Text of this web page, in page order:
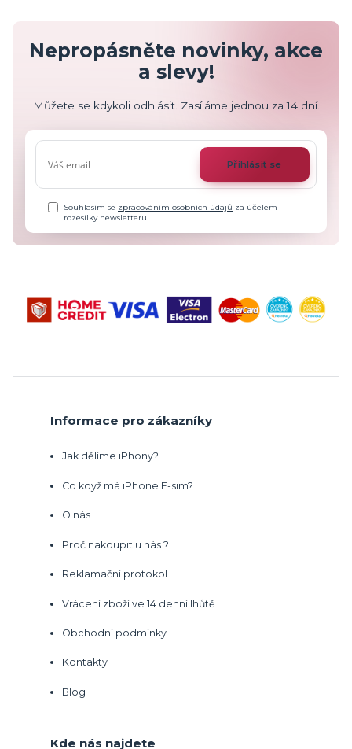
Nepropásněte novinky, akce
a slevy!
Můžete se kdykoli odhlásit. Zasíláme jednou za 14 dní.
Přihlásit se
Souhlasím se zpracováním osobních údajů za účelem
rozesílky newsletteru.
Informace pro zákazníky
Jak dělíme iPhony?
Co když má iPhone E-sim?
O nás
Proč nakoupit u nás ?
Reklamační protokol
Vrácení zboží ve 14 denní lhůtě
Obchodní podmínky
Kontakty
Blog
Kde nás najdete